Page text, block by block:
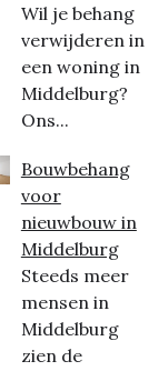
Wil je behang
verwijderen in
een woning in
Middelburg?
Ons...
Bouwbehang
voor
nieuwbouw in
Middelburg
Steeds meer
mensen in
Middelburg
zien de